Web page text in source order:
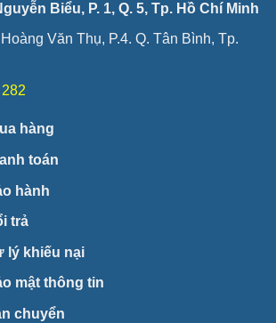
Biểu, P. 1, Q. 5, Tp. Hồ Chí Minh
Văn Thụ, P.4. Q. Tân Bình, Tp.
hàng
toán
hành
trả
lý khiếu nại
mật thông tin
chuyển